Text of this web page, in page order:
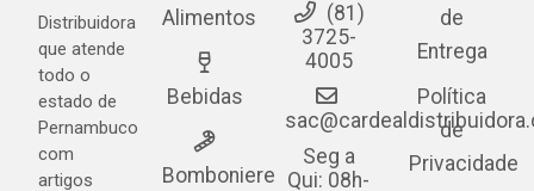
Distribuidora
que atende
todo o
estado de
Pernambuco
com
artigos
Alimentos
Bebidas
Bomboniere
(81)
3725-
4005
Seg a
Qui: 08h-
de
Entrega
Política
de
Privacidade